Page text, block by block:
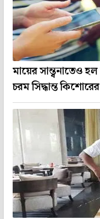
মায়ের সান্ত্বনাতেও
চরম সিদ্ধান্ত কিশোরের